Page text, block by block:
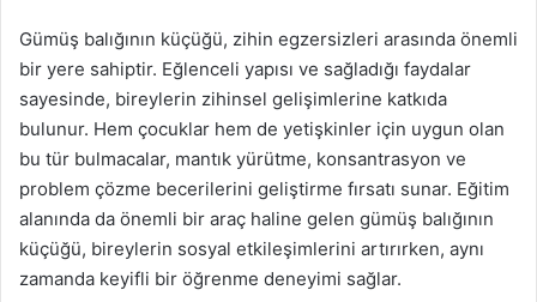
Gümüş balığının küçüğü, zihin egzersizleri arasında önemli
bir yere sahiptir. Eğlenceli yapısı ve sağladığı faydalar
sayesinde, bireylerin zihinsel gelişimlerine katkıda
bulunur. Hem çocuklar hem de yetişkinler için uygun olan
bu tür bulmacalar, mantık yürütme, konsantrasyon ve
problem çözme becerilerini geliştirme fırsatı sunar. Eğitim
alanında da önemli bir araç haline gelen gümüş balığının
küçüğü, bireylerin sosyal etkileşimlerini artırırken, aynı
zamanda keyifli bir öğrenme deneyimi sağlar.